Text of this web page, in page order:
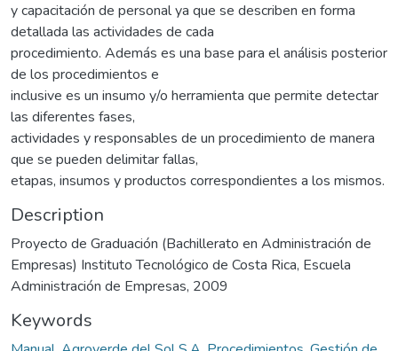
y capacitación de personal ya que se describen en forma
detallada las actividades de cada
procedimiento. Además es una base para el análisis posterior
de los procedimientos e
inclusive es un insumo y/o herramienta que permite detectar
las diferentes fases,
actividades y responsables de un procedimiento de manera
que se pueden delimitar fallas,
etapas, insumos y productos correspondientes a los mismos.
Description
Proyecto de Graduación (Bachillerato en Administración de
Empresas) Instituto Tecnológico de Costa Rica, Escuela
Administración de Empresas, 2009
Keywords